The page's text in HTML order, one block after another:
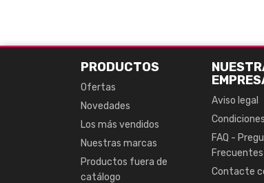
PRODUCTOS
Ofertas
Novedades
Los más vendidos
Nuestras marcas
Productos fuera de
catálogo
Aviso legal
FAQ -
Frecuentes
Contacte